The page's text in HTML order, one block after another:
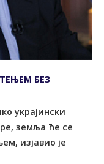
БЕЗ
украјински
земља ће се
изјавио је